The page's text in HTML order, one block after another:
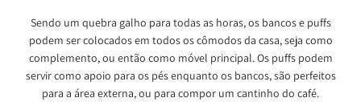
Sendo um quebra galho para todas as horas, os bancos e puffs
podem ser colocados em todos os cômodos da casa, seja como
complemento, ou então como móvel principal. Os puffs podem
servir como apoio para os pés enquanto os bancos, são perfeitos
para a área externa, ou para compor um cantinho do café.